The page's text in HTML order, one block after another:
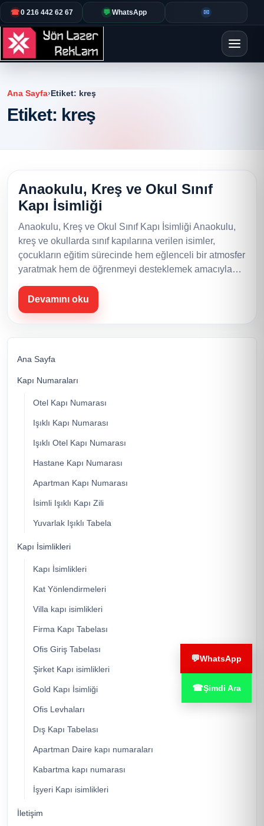
☎0 216 442 62 67 💬 WhatsApp ✉
Ana Sayfa›Etiket: kreş
Etiket: kreş
Ana Sayfa
Kapı Numaraları
Otel Kapı Numarası
Işıklı Kapı Numarası
Işıklı Otel Kapı Numarası
Hastane Kapı Numarası
Apartman Kapı Numarası
İsimli Işıklı Kapı Zili
Yuvarlak Işıklı Tabela
Kapı İsimlikleri
Kapı İsimlikleri
Kat Yönlendirmeleri
Villa kapı isimlikleri
Firma Kapı Tabelası
Ofis Giriş Tabelası
Şirket Kapı isimlikleri
Gold Kapı İsimliği
Ofis Levhaları
Dış Kapı Tabelası
Apartman Daire kapı numaraları
Kabartma kapı numarası
İşyeri Kapı isimlikleri
İletişim
Anaokulu, Kreş ve Okul Sınıf
Kapı İsimliği
Anaokulu, Kreş ve Okul Sınıf Kapı İsimliği Anaokulu,
kreş ve okullarda sınıf kapılarına verilen isimler,
çocukların eğitim sürecinde hem eğlenceli bir atmosfer
yaratmak hem de öğrenmeyi desteklemek amacıyla…
Devamını oku
💬WhatsApp
☎Şimdi Ara